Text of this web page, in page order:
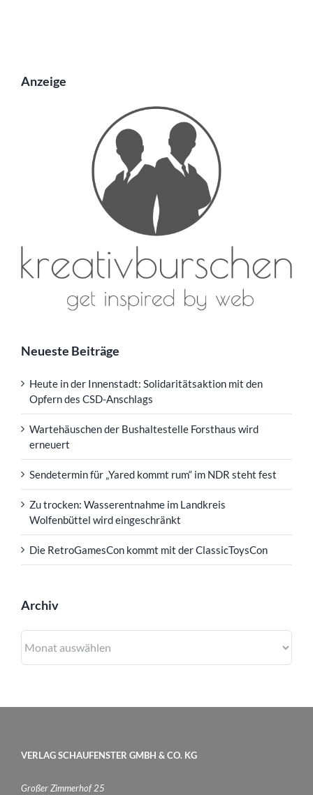
Anzeige
Neueste Beiträge
Heute in der Innenstadt: Solidaritätsaktion mit den
Opfern des CSD-Anschlags
Wartehäuschen der Bushaltestelle Forsthaus wird
erneuert
Sendetermin für „Yared kommt rum“ im NDR steht fest
Zu trocken: Wasserentnahme im Landkreis
Wolfenbüttel wird eingeschränkt
Die RetroGamesCon kommt mit der ClassicToysCon
Archiv
VERLAG SCHAUFENSTER GMBH & CO. KG
Großer Zimmerhof 25